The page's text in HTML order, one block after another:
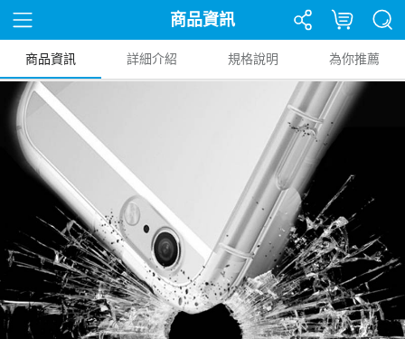
商品資訊
商品資訊 詳細介紹 規格說明 為你推薦